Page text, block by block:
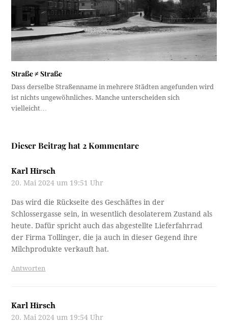
Straße ≠ Straße
Dass derselbe Straßenname in mehrere Städten angefunden wird
ist nichts ungewöhnliches. Manche unterscheiden sich
vielleicht…
Dieser Beitrag hat 2 Kommentare
Karl Hirsch
20. Mai 2024 um 19:51 Uhr
Das wird die Rückseite des Geschäftes in der
Schlossergasse sein, in wesentlich desolaterem Zustand als
heute. Dafür spricht auch das abgestellte Lieferfahrrad
der Firma Tollinger, die ja auch in dieser Gegend ihre
Milchprodukte verkauft hat.
Antworten
Karl Hirsch
20. Mai 2024 um 19:54 Uhr